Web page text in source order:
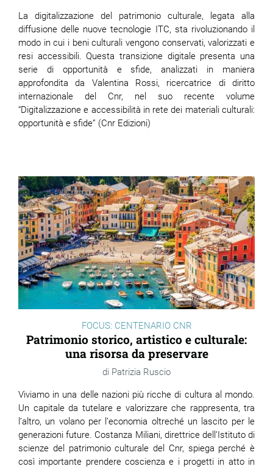
La digitalizzazione del patrimonio culturale, legata alla
diffusione delle nuove tecnologie ITC, sta rivoluzionando il
modo in cui i beni culturali vengono conservati, valorizzati e
resi accessibili. Questa transizione digitale presenta una
serie di opportunità e sfide,analizzati in maniera
approfondita da Valentina Rossi, ricercatrice di diritto
internazionale del Cnr, nel suo recente volume
“Digitalizzazione e accessibilità in rete dei materiali culturali:
opportunità e sfide” (Cnr Edizioni)
FOCUS: CENTENARIO CNR
Patrimonio storico, artistico e culturale:
una risorsa da preservare
Patrizia Ruscio
Viviamo in una delle nazioni più ricche di cultura al mondo.
Un capitale da tutelare e valorizzare che rappresenta, tra
l’altro, un volano per l’economia oltreché un lascito per le
generazioni future. Costanza Miliani, direttrice dell’Istituto di
scienze del patrimonio culturale del Cnr, spiega perché è
così importante prendere coscienza e i progetti in atto in